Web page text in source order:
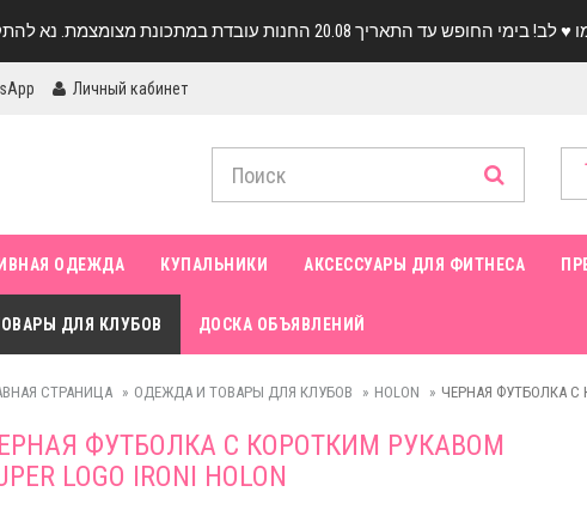
Личный кабинет
ОДЕЖДА КУПАЛЬНИКИ АКСЕССУАРЫ ДЛЯ ФИТНЕСА
ДЛЯ КЛУБОВ ДОСКА ОБЪЯВЛЕНИЙ
СТРАНИЦА ОДЕЖДА И ТОВАРЫ ДЛЯ КЛУБОВ HOLON ЧЕРНАЯ ФУТБОЛКА С
ФУТБОЛКА С КОРОТКИМ РУКАВОМ
LOGO IRONI HOLON